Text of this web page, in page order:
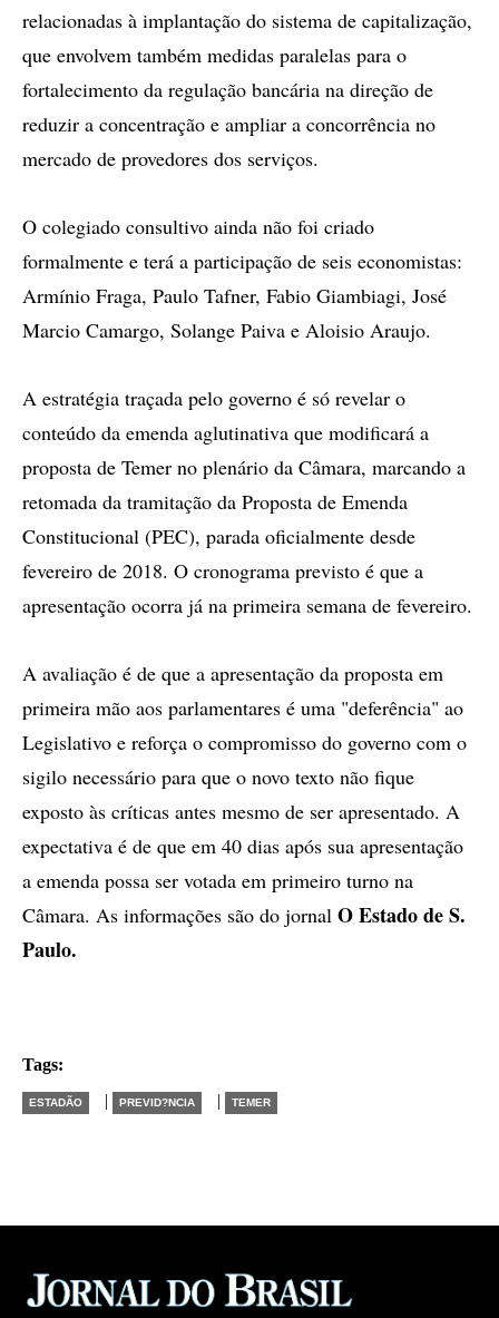
relacionadas à implantação do sistema de capitalização,
que envolvem também medidas paralelas para o
fortalecimento da regulação bancária na direção de
reduzir a concentração e ampliar a concorrência no
mercado de provedores dos serviços.
O colegiado consultivo ainda não foi criado
formalmente e terá a participação de seis economistas:
Armínio Fraga, Paulo Tafner, Fabio Giambiagi, José
Marcio Camargo, Solange Paiva e Aloisio Araujo.
A estratégia traçada pelo governo é só revelar o
conteúdo da emenda aglutinativa que modificará a
proposta de Temer no plenário da Câmara, marcando a
retomada da tramitação da Proposta de Emenda
Constitucional (PEC), parada oficialmente desde
fevereiro de 2018. O cronograma previsto é que a
apresentação ocorra já na primeira semana de fevereiro.
A avaliação é de que a apresentação da proposta em
primeira mão aos parlamentares é uma "deferência" ao
Legislativo e reforça o compromisso do governo com o
sigilo necessário para que o novo texto não fique
exposto às críticas antes mesmo de ser apresentado. A
expectativa é de que em 40 dias após sua apresentação
a emenda possa ser votada em primeiro turno na
Câmara. As informações são do jornal O Estado de S.
Paulo.
Tags:
ESTADÃO | PREVID?NCIA | TEMER